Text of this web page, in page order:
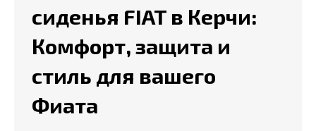
сиденья FIAT в Керчи:
Комфорт, защита и
стиль для вашего
Фиата